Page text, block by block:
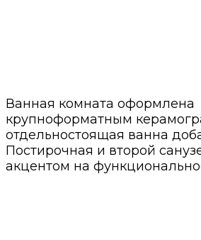
Ванная комната оформлена
крупноформатным
отдельностоящая ванна
Постирочная и второй
акцентом на